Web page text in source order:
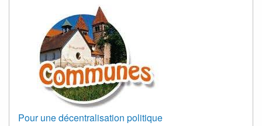
Pour une décentralisation politique